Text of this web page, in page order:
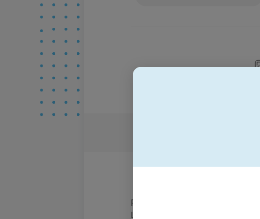
Personio ist ein führendes
Lösungen für kleine und